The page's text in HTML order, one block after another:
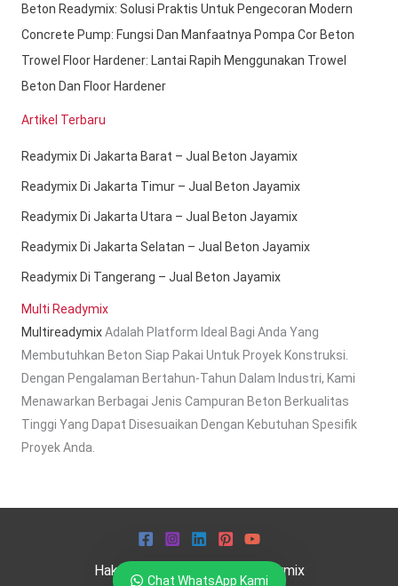
Beton Readymix: Solusi Praktis Untuk Pengecoran Modern
Concrete Pump: Fungsi Dan Manfaatnya Pompa Cor Beton
Trowel Floor Hardener: Lantai Rapih Menggunakan Trowel
Beton Dan Floor Hardener
Artikel Terbaru
Readymix Di Jakarta Barat – Jual Beton Jayamix
Readymix Di Jakarta Timur – Jual Beton Jayamix
Readymix Di Jakarta Utara – Jual Beton Jayamix
Readymix Di Jakarta Selatan – Jual Beton Jayamix
Readymix Di Tangerang – Jual Beton Jayamix
Multi Readymix
MultireadymixAdalah Platform Ideal Bagi Anda Yang
Membutuhkan Beton Siap Pakai Untuk Proyek Konstruksi.
Dengan Pengalaman Bertahun-Tahun Dalam Industri, Kami
Menawarkan Berbagai Jenis Campuran Beton Berkualitas
Tinggi Yang Dapat Disesuaikan Dengan Kebutuhan Spesifik
Proyek Anda.
Hak Cipta © 2026 Multi Readymix
Chat WhatsApp Kami